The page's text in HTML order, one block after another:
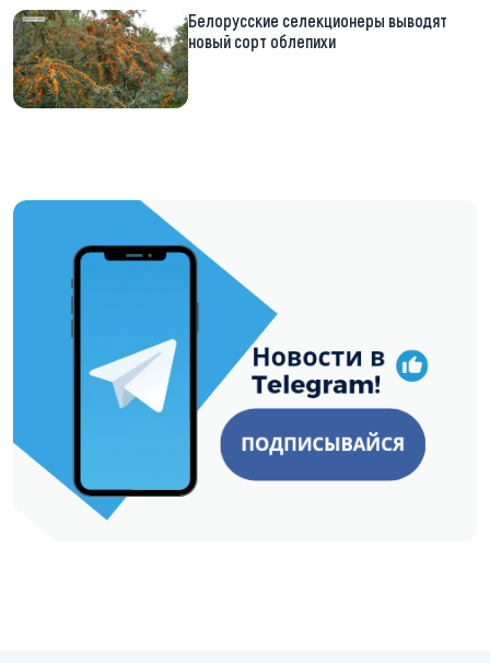
Белорусские селекционеры выводят
новый сорт облепихи
https://t.me/minskctvby